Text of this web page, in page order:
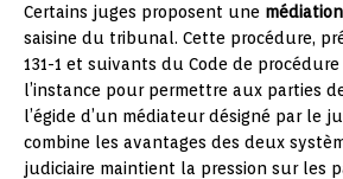
Certains juges proposent une
saisine du tribunal. Cette procédure,
131-1 et suivants du Code de
l’instance pour permettre aux parties
l’égide d’un médiateur désigné par le
combine les avantages des deux
judiciaire maintient la pression sur les